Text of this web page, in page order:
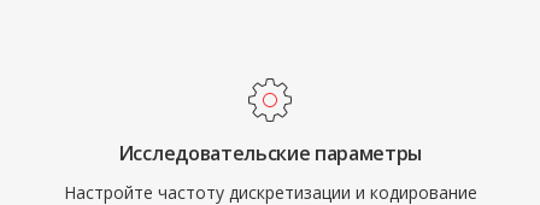
Исследовательские параметры
Настройте частоту дискретизации и кодирование